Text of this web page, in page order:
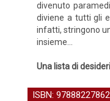
divenuto
diviene a tutti gli
infatti, stringono
insieme...
Una lista di
ISBN: